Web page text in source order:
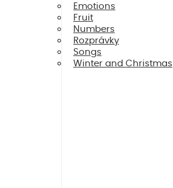
Emotions
Fruit
Numbers
Rozprávky
Songs
Winter and Christmas